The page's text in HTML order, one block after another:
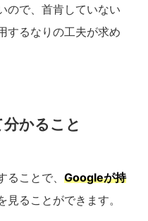
ので、首肯していない
するなりの工夫が求め
かること
ことで、 Googleが持
見ることができます。